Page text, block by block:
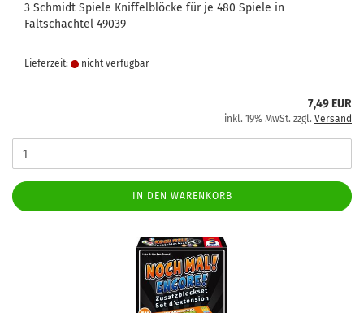
3 Schmidt Spiele Kniffelblöcke für je 480 Spiele in
Faltschachtel 49039
Lieferzeit: nicht verfügbar
7,49 EUR
inkl. 19% MwSt. zzgl. Versand
IN DEN WARENKORB